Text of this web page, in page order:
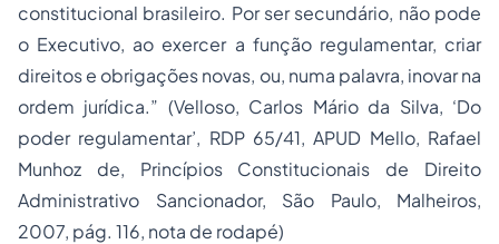
constitucional brasileiro. Por ser secundário, não pode
o Executivo, ao exercer a função regulamentar, criar
direitos e obrigações novas, ou, numa palavra, inovar na
ordem jurídica.” (Velloso, Carlos Mário da Silva, ‘Do
poder regulamentar’, RDP 65/41, APUD Mello, Rafael
Munhoz de, Princípios Constitucionais de Direito
Administrativo Sancionador, São Paulo, Malheiros,
2007, pág. 116, nota de rodapé)